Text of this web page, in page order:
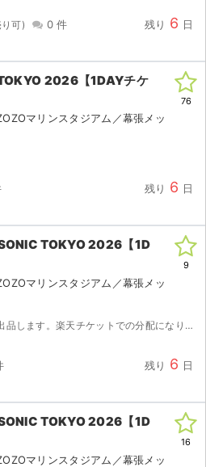
0 件 残り 6 日
2026【1DAYチケ
マリンスタジアム／幕張メッ
残り 6 日
76
TOKYO 2026【1D
マリンスタジアム／幕張メッ
での分配になります。ご対応可能な方、よろしくお願いいたします。
残り 6 日
9
TOKYO 2026【1D
マリンスタジアム／幕張メッ
16